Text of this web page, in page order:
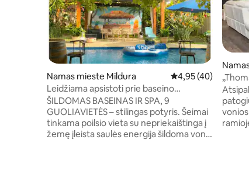
Namas mieste Mildura Vidutinis
4,95 (40)
Leidžiama apsistoti prie baseino
esančiame rojuje
ŠILDOMAS BASEINAS IR SPA, 9
GUOLIAVIETĖS – stilingas potyris. Šeimai
tinkama poilsio vieta su nepriekaištinga į
žemę įleista saulės energija šildoma vonia